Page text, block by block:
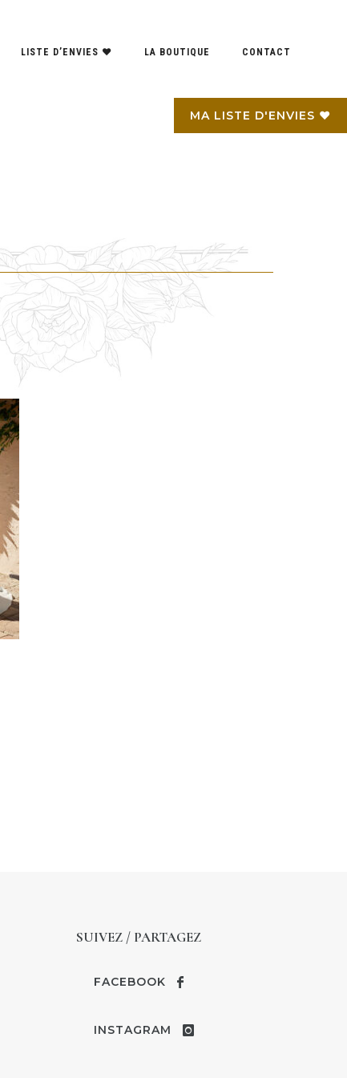
MA LISTE D'ENVIES ♥
LISTE D’ENVIES ♥ LA BOUTIQUE CONTACT
SUIVEZ / PARTAGEZ
FACEBOOK
INSTAGRAM